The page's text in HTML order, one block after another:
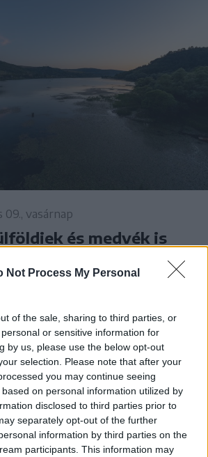
Not Process My Personal
of the sale, sharing to third parties, or
or sensitive information for
by us, please use the below opt-out
selection. Please note that after your
you may continue seeing
on personal information utilized by
disclosed to third parties prior to
separately opt-out of the further
information by third parties on the
participants. This information may
09., vasárnap
és medvék is